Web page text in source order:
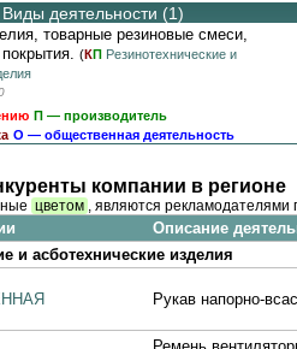
Виды деятельности (1)
товарные резиновые смеси,
(КП Резинотехнические и
П — производитель
О — общественная деятельность
компании в регионе
цветом , являются рекламодателями
Описание
и асботехнические изделия
Рукав напорно-